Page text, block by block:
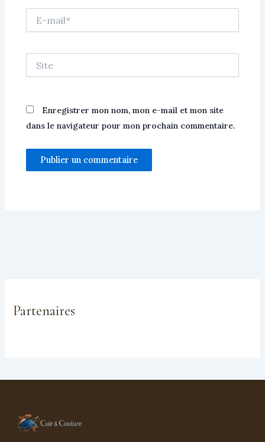
mail*
Enregistrer mon nom, mon e-mail et mon site
dans le navigateur pour mon prochain commentaire.
Partenaires